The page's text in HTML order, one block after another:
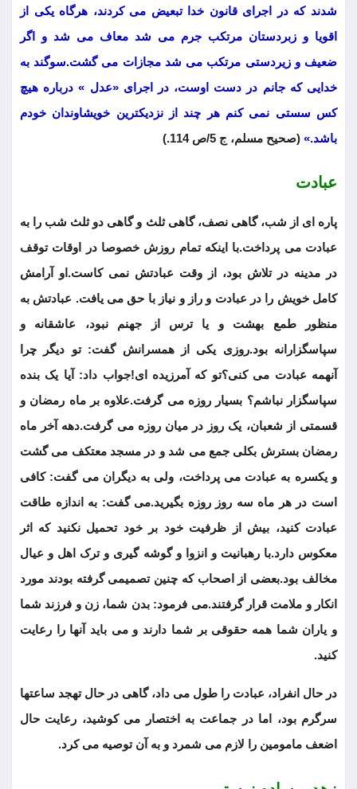
شدند که در اجرای قانون خدا تبعیض می کردند، هرگاه یکی از
اقویا و زبردستان مرتکب جرم می شد معاف می شد و اگر
ضعیف و زیردستی مرتکب می شد مجازات می گشت.سوگند به
خدایی که جانم در دست اوست، در اجرای «عدل » درباره هیچ
کس سستی نمی کنم هر چند از نزدیکترین خویشاوندان خودم
باشد.» (صحیح مسلم، ج 5/ص 114.)
عبادت
پاره ای از شب، گاهی نصف، گاهی ثلث و گاهی دو ثلث شب را به
عبادت می پرداخت.با اینکه تمام روزش خصوصا در اوقات توقف
در مدینه در تلاش بود، از وقت عبادتش نمی کاست.او آرامش
کامل خویش را در عبادت و راز و نیاز با حق می یافت. عبادتش به
منظور طمع بهشت و یا ترس از جهنم نبود، عاشقانه و
سپاسگزارانه بود.روزی یکی از همسرانش گفت: تو دیگر چرا
آنهمه عبادت می کنی؟تو که آمرزیده ای!جواب داد: آیا یک بنده
سپاسگزار نباشم؟ بسیار روزه می گرفت.علاوه بر ماه رمضان و
قسمتی از شعبان، یک روز در میان روزه می گرفت.دهه آخر ماه
رمضان بسترش بکلی جمع می شد و در مسجد معتکف می گشت
و یکسره به عبادت می پرداخت، ولی به دیگران می گفت: کافی
است در هر ماه سه روز روزه بگیرید.می گفت: به اندازه طاقت
عبادت کنید، بیش از ظرفیت خود بر خود تحمیل نکنید که اثر
معکوس دارد.با رهبانیت و انزوا و گوشه گیری و ترک اهل و عیال
مخالف بود.بعضی از اصحاب که چنین تصمیمی گرفته بودند مورد
انکار و ملامت قرار گرفتند.می فرمود: بدن شما، زن و فرزند شما
و یاران شما همه حقوقی بر شما دارند و می باید آنها را رعایت
کنید.
در حال انفراد، عبادت را طول می داد، گاهی در حال تهجد ساعتها
سرگرم بود، اما در جماعت به اختصار می کوشید، رعایت حال
اضعف مامومین را لازم می شمرد و به آن توصیه می کرد.